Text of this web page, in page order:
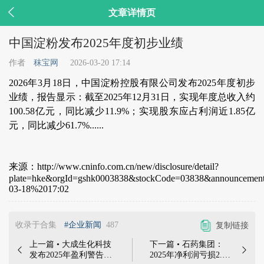
 文章详情页
中国淀粉发布2025年度初步业绩
作者 秣宝网 2026-03-20 17:14
2026年3月18日，中国淀粉控股有限公司发布2025年度初步
业绩，报告显示：截至2025年12月31日，实现年度总收入约
100.58亿元，同比减少11.9%；实现股东应占利润近1.85亿
元，同比减少61.7%......
来源：http://www.cninfo.com.cn/new/disclosure/detail?
03-18%2017:02
收录于合集 #企业新闻 487 复制链接

上一篇 • 大成生化科技
发布2025年盈利警告 |
下一篇 • 石药集团：
2025年净利润亏损2.41
